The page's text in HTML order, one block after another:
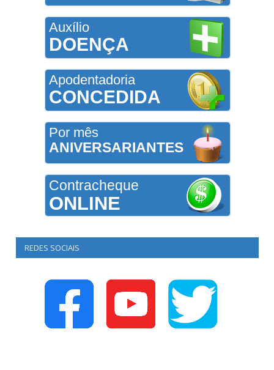
Auxílio
DOENÇA
Apodentadoria
CONCEDIDA
Por mês
ANIVERSARIANTES
Contracheque
ONLINE
REDES SOCIAIS